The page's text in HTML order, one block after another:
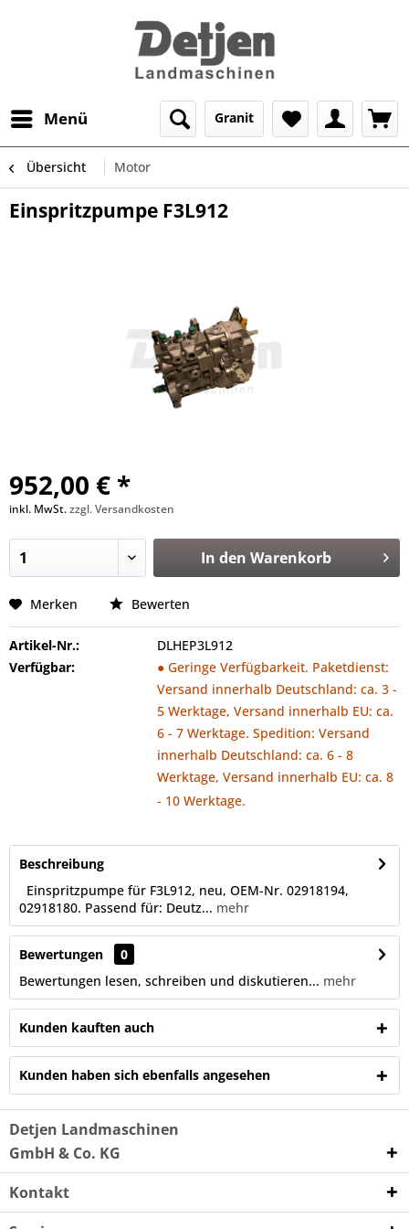
Menü Granit
Übersicht Motor
Einspritzpumpe F3L912
952,00 € *
inkl. MwSt.zzgl. Versandkosten
In den Warenkorb
Merken Bewerten
Artikel-Nr.:
DLHEP3L912
Verfügbar:
● Geringe Verfügbarkeit. Paketdienst:
Versand innerhalb Deutschland: ca. 3 -
5 Werktage, Versand innerhalb EU: ca.
6 - 7 Werktage. Spedition: Versand
innerhalb Deutschland: ca. 6 - 8
Werktage, Versand innerhalb EU: ca. 8
- 10 Werktage.
Beschreibung
Einspritzpumpe für F3L912, neu, OEM-Nr. 02918194,
02918180. Passend für: Deutz... mehr
Bewertungen
0
Bewertungen lesen, schreiben und diskutieren... mehr
Kunden kauften auch
Kunden haben sich ebenfalls angesehen
Detjen Landmaschinen
GmbH & Co. KG
Kontakt